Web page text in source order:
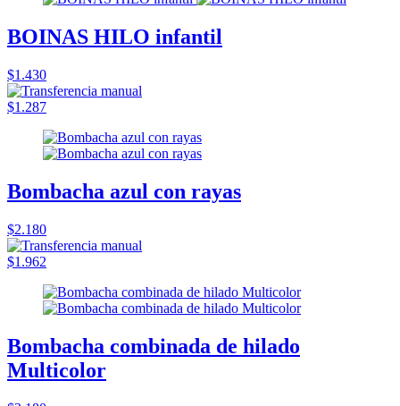
BOINAS HILO infantil
$1.430
$1.287
Bombacha azul con rayas
$2.180
$1.962
Bombacha combinada de hilado
Multicolor